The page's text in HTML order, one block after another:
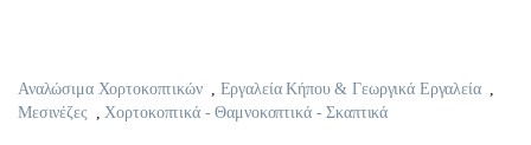
Αναλώσιμα Χορτοκοπτικών , Εργαλεία Κήπου & Γεωργικά Εργαλεία ,
Μεσινέζες ,Χορτοκοπτικά - Θαμνοκοπτικά - Σκαπτικά